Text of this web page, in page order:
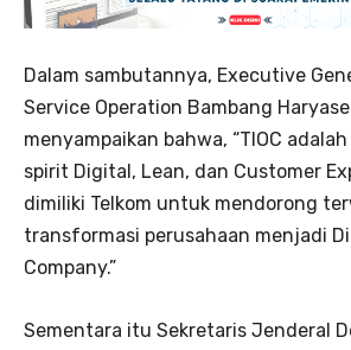
Dalam sambutannya, Executive
Service Operation Bambang
menyampaikan bahwa, “TIOC
spirit Digital, Lean, dan Customer
dimiliki Telkom untuk mendorong
transformasi perusahaan menjadi
Company.”
Sementara itu Sekretaris Jenderal